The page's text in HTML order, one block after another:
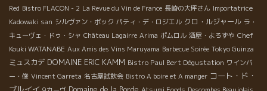
Red Bistro FLACON - 2 La Revue du Vin de France 長崎の大坪さん Importatrice
Kadowaki san シルヴァン・ボック パティ・デ・ロジエル クロ・ルジャール ラ・
キューヴェ・ドゥ・シャ Château Lagairre Arima ポムロル 酒屋・よろずや Chef
Kouki WATANABE Aux Amis des Vins Maruyama Barbecue Soirée Tokyo Guinza
ミュスカデ DOMAINE ERIC KAMM Bistro Paul Bert Dégustation ワインバ
ー・俊 Vincent Garreta 名古屋試飲会 Bistro A boire et A manger コート・ド・